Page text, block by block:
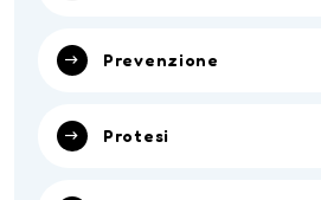
Prevenzione
Protesi